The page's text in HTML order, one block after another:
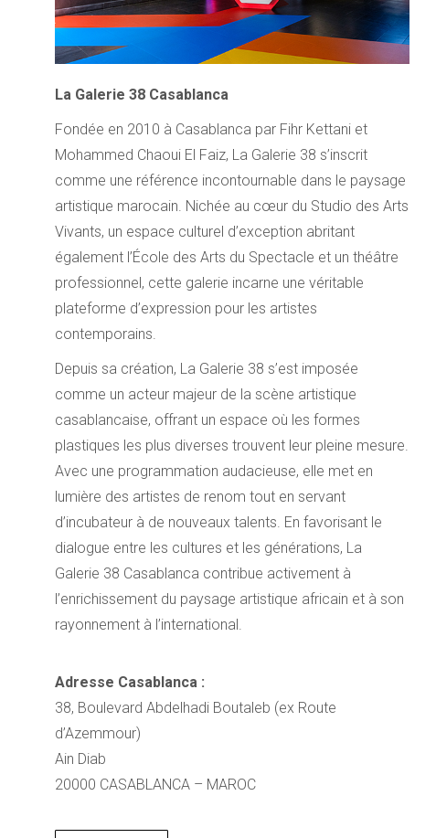
La Galerie 38 Casablanca
Fondée en 2010 à Casablanca par Fihr Kettani et
Mohammed Chaoui El Faiz, La Galerie 38 s’inscrit
comme une référence incontournable dans le paysage
artistique marocain. Nichée au cœur du Studio des Arts
Vivants, un espace culturel d’exception abritant
également l’École des Arts du Spectacle et un théâtre
professionnel, cette galerie incarne une véritable
plateforme d’expression pour les artistes
contemporains.
Depuis sa création, La Galerie 38 s’est imposée
comme un acteur majeur de la scène artistique
casablancaise, offrant un espace où les formes
plastiques les plus diverses trouvent leur pleine mesure.
Avec une programmation audacieuse, elle met en
lumière des artistes de renom tout en servant
d’incubateur à de nouveaux talents. En favorisant le
dialogue entre les cultures et les générations, La
Galerie 38 Casablanca contribue activement à
l’enrichissement du paysage artistique africain et à son
rayonnement à l’international.
Adresse Casablanca :
38, Boulevard Abdelhadi Boutaleb (ex Route
d’Azemmour)
Ain Diab
20000 CASABLANCA – MAROC